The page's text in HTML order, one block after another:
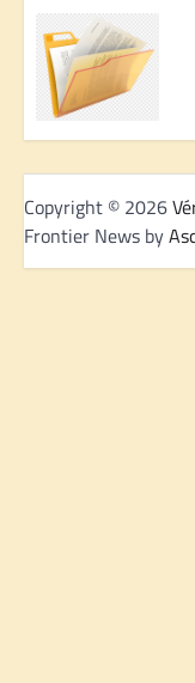
Copyright © 2026
Frontier News by